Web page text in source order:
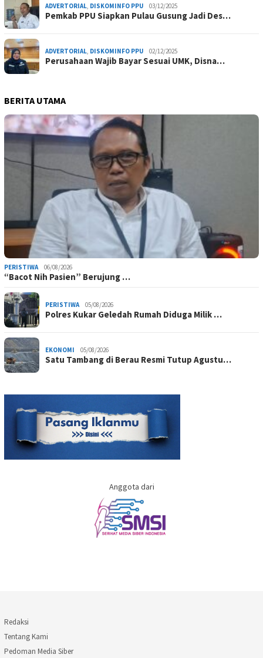
ADVERTORIAL DISKOMINFO PPU 03/12/2025
Pemkab PPU Siapkan Pulau Gusung Jadi Des…
ADVERTORIAL DISKOMINFO PPU 02/12/2025
Perusahaan Wajib Bayar Sesuai UMK, Disna…
BERITA UTAMA
PERISTIWA 06/08/2026
“Bacot Nih Pasien” Berujung …
PERISTIWA 05/08/2026
Polres Kukar Geledah Rumah Diduga Milik …
EKONOMI 05/08/2026
Satu Tambang di Berau Resmi Tutup Agustu…
Anggota dari
Redaksi
Tentang Kami
Pedoman Media Siber